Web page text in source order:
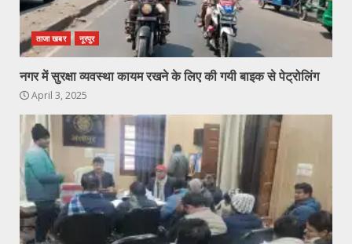
ताजा खबर नूरपुर
नगर में सुरक्षा व्यवस्था कायम रखने के लिए की गयी बाइक से पेट्रोलिंग
April 3, 2025